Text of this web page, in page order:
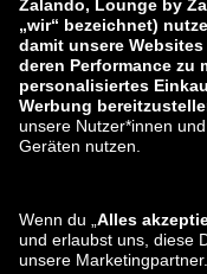
zalando-prive.es
zalando-lounge.lt
zalando-lounge.ro
zalando-lounge.lu